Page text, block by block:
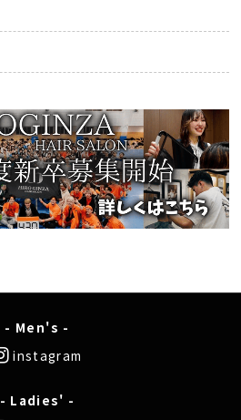
- Men's -
instagram
- Ladies' -